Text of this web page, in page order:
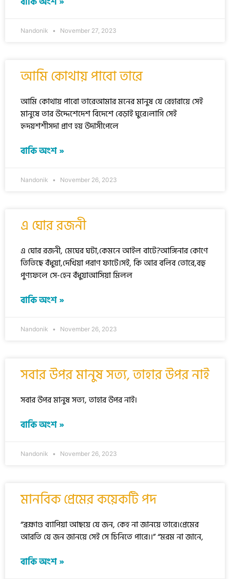
Nandonik November 27, 2023
আমি কোথায় পাবো তারে
আমি কোথায় পাবো তারেআমার মনের মানুষ যে রেহারায়ে সেই
মানুষে তার উদ্দেশেদেশ বিদেশে বেড়াই ঘুরে।লাগি সেই
হৃদয়শশীসদা প্রাণ হয় উদাসীপেলে
বাকি অংশ »
Nandonik November 26, 2023
এ ঘোর রজনী
এ ঘোর রজনী, মেঘের ঘটা,কেমনে আইল বাটে?আঙ্গিনার কোণে
তিতিছে বঁধুয়া,দেখিয়া পরাণ ফাটে।সই, কি আর বলিব তোরে,বহু
পুণ্যফলে সে-হেন বঁধুয়াআসিয়া মিলল
বাকি অংশ »
Nandonik November 26, 2023
সবার উপর মানুষ সত্য, তাহার উপর নাই
সবার উপর মানুষ সত্য, তাহার উপর নাই।
বাকি অংশ »
Nandonik November 26, 2023
মানবিক প্রেমের কয়েকটি পদ
“ব্রহ্মাণ্ড ব্যাপিয়া আছয়ে যে জন, কেহ না জানয়ে তারে।প্রেমের
আরতি যে জন জানয়ে সেই সে চিনিতে পারে।।” “মরম না জানে,
বাকি অংশ »